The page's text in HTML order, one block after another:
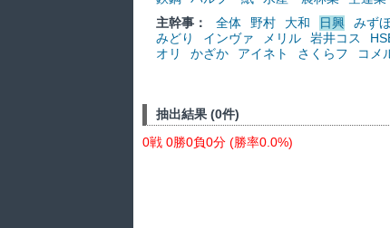
主幹事：
全体 野村 大和 日興 みずほ
みどり
インヴァ メリル 岩井コス
オリ
かざか アイネト さくらフ コメ
抽出結果 (0件)
0戦 0勝0負0分 (勝率0.0%)